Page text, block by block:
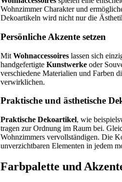
Wohnzimmer Charakter und
Dekoartikeln wird nicht nur die
Persönliche Akzente setzen
Mit Wohnaccessoires lassen sich
handgefertigte Kunstwerke oder
verschiedene Materialien und Farben
verwirklichen.
Praktische und ästhetische
Praktische Dekoartikel, wie
tragen zur Ordnung im Raum bei.
Wohnzimmers vervollständigen. Die
unverzichtbaren Elementen in jedem
Farbpalette und